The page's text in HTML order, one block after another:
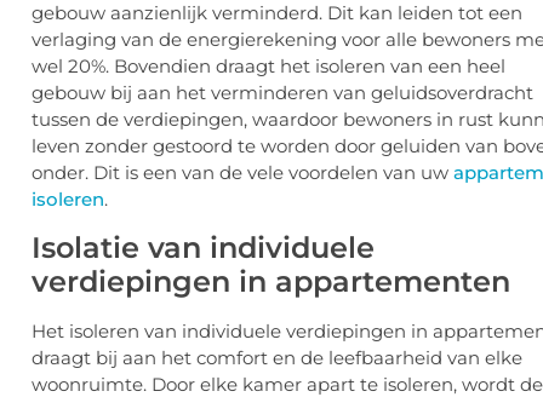
gebouw aanzienlijk verminderd. Dit kan leiden tot een
verlaging van de energierekening voor alle bewoners
wel 20%. Bovendien draagt het isoleren van een heel
gebouw bij aan het verminderen van geluidsoverdracht
tussen de verdiepingen, waardoor bewoners in rust
leven zonder gestoord te worden door geluiden van
onder. Dit is een van de vele voordelen van uw
isoleren.
Isolatie van individuele
verdiepingen in appartementen
Het isoleren van individuele verdiepingen in
draagt bij aan het comfort en de leefbaarheid van elke
woonruimte. Door elke kamer apart te isoleren, wordt de